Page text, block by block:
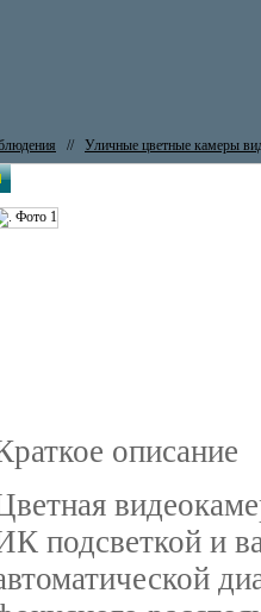
// Уличные цветные камеры
описание
подсветкой и